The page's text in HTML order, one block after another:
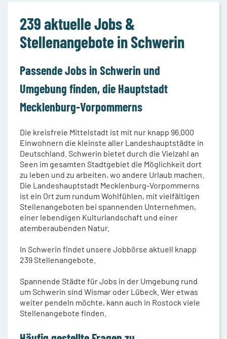
239 aktuelle Jobs &
Stellenangebote in Schwerin
Passende Jobs in Schwerin und
Umgebung finden, die Hauptstadt
Mecklenburg-Vorpommerns
Die kreisfreie Mittelstadt ist mit nur knapp 96.000
Einwohnern die kleinste aller Landeshauptstädte in
Deutschland. Schwerin bietet durch die Vielzahl an
Seen im gesamten Stadtgebiet die Möglichkeit dort
zu leben und zu arbeiten, wo andere Urlaub machen.
Die Landeshauptstadt Mecklenburg-Vorpommerns
ist ein Ort zum rundum Wohlfühlen, mit vielfältigen
Stellenangeboten bei spannenden Unternehmen,
einer lebendigen Kulturlandschaft und einer
atemberaubenden Natur.
In Schwerin findet unsere Jobbörse aktuell knapp
239 Stellenangebote.
Spannende Städte für Jobs in der Umgebung rund
um Schwerin sind Wismar oder Lübeck. Wer etwas
weiter pendeln möchte, kann auch in Rostock viele
Stellenangebote finden.